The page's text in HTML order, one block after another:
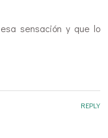
sensación y que lo
REPLY